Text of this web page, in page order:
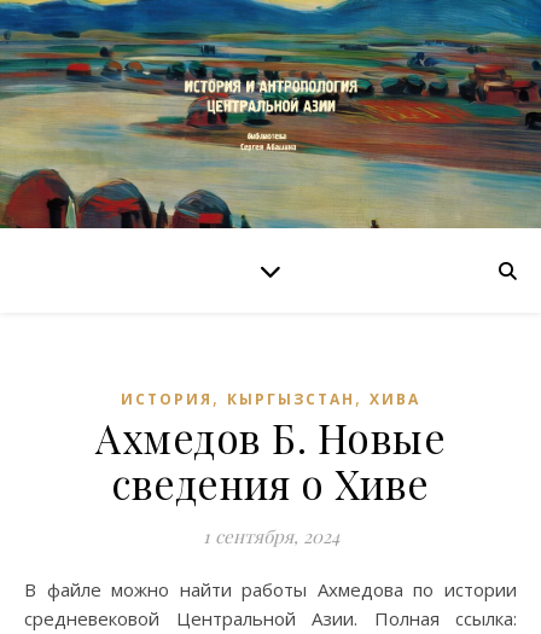
ИСТОРИЯ , КЫРГЫЗСТАН , ХИВА
Ахмедов Б. Новые
сведения о Хиве
1 сентября, 2024
В файле можно найти работы Ахмедова по истории
средневековой Центральной Азии. Полная ссылка: